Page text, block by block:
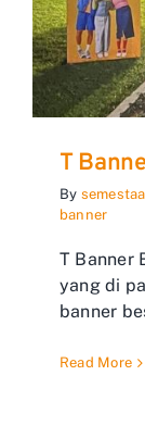
T
By
banner
T Banner
yang di
banner
Read More